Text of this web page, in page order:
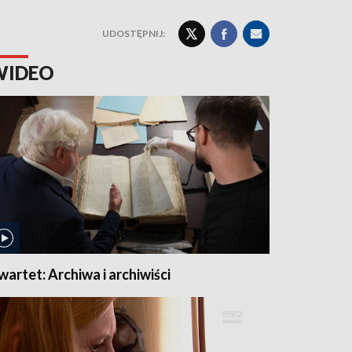
UDOSTĘPNIJ:
Archiwa i archiwiści